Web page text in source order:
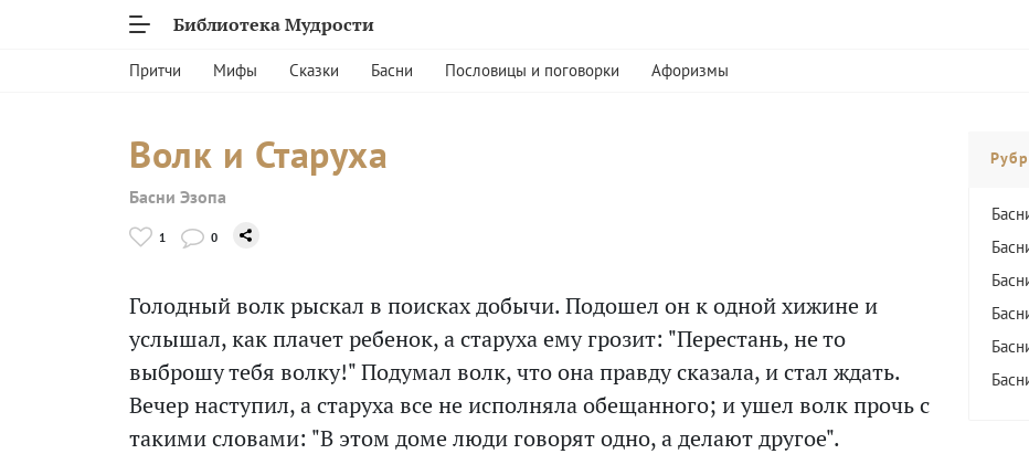
Библиотека Мудрости
Притчи Мифы Сказки Басни Пословицы и поговорки Афоризмы
Волк и Старуха
Басни Эзопа
1 0
Голодный волк рыскал в поисках добычи. Подошел он к одной хижине и
услышал, как плачет ребенок, а старуха ему грозит: "Перестань, не то
выброшу тебя волку!" Подумал волк, что она правду сказала, и стал ждать.
Вечер наступил, а старуха все не исполняла обещанного; и ушел волк прочь с
такими словами: "В этом доме люди говорят одно, а делают другое".